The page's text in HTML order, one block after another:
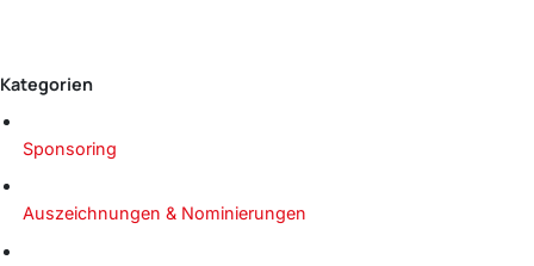
Kategorien
Sponsoring
Auszeichnungen & Nominierungen